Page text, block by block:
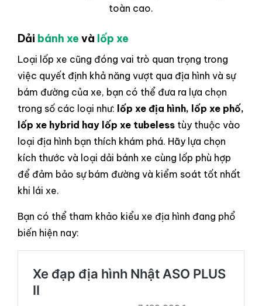
toàn cao.
Dải bánh xe và lốp xe
Loại lốp xe cũng đóng vai trò quan trọng trong
việc quyết định khả năng vượt qua địa hình và sự
bám đường của xe, bạn có thể đưa ra lựa chọn
trong số các loại như: lốp xe địa hình, lốp xe phố,
lốp xe hybrid hay lốp xe tubeless tùy thuộc vào
loại địa hình bạn thích khám phá. Hãy lựa chọn
kích thước và loại dải bánh xe cùng lốp phù hợp
để đảm bảo sự bám đường và kiểm soát tốt nhất
khi lái xe.
Bạn có thể tham khảo kiểu xe địa hình đang phổ
biến hiện nay: